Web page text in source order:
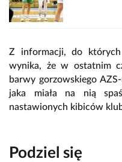
Z informacji, do których
wynika, że w ostatnim
barwy gorzowskiego
jaka miała na nią
nastawionych kibiców
Podziel się